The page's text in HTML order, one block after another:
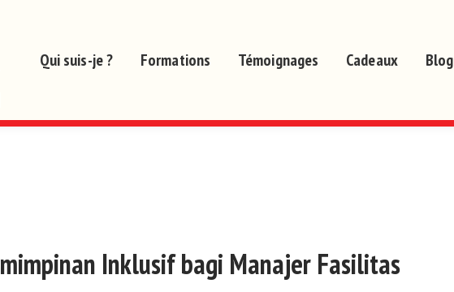
Qui suis-je ? Formations Témoignages Cadeaux Blog
Inklusif bagi Manajer Fasilitas